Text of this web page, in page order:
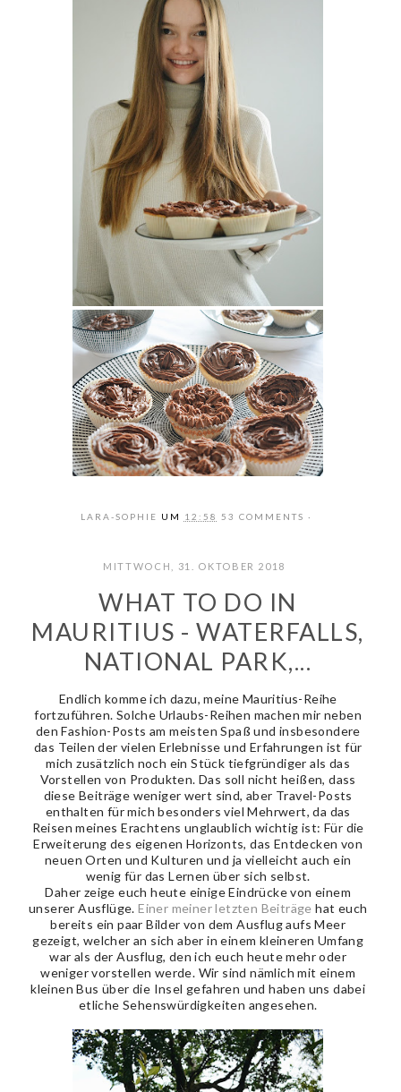
LARA-SOPHIE UM 12:58 53 COMMENTS
MITTWOCH, 31. OKTOBER 2018
WHAT TO DO IN
MAURITIUS - WATERFALLS,
NATIONAL PARK,...
Endlich komme ich dazu, meine Mauritius-Reihe
fortzuführen. Solche Urlaubs-Reihen machen mir neben
den Fashion-Posts am meisten Spaß und insbesondere
das Teilen der vielen Erlebnisse und Erfahrungen ist für
mich zusätzlich noch ein Stück tiefgründiger als das
Vorstellen von Produkten. Das soll nicht heißen, dass
diese Beiträge weniger wert sind, aber Travel-Posts
enthalten für mich besonders viel Mehrwert, da das
Reisen meines Erachtens unglaublich wichtig ist: Für die
Erweiterung des eigenen Horizonts, das Entdecken von
neuen Orten und Kulturen und ja vielleicht auch ein
wenig für das Lernen über sich selbst.
Daher zeige euch heute einige Eindrücke von einem
unserer Ausflüge.Einer meiner letzten Beiträge hat euch
bereits ein paar Bilder von dem Ausflug aufs Meer
gezeigt, welcher an sich aber in einem kleineren Umfang
war als der Ausflug, den ich euch heute mehr oder
weniger vorstellen werde. Wir sind nämlich mit einem
kleinen Bus über die Insel gefahren und haben uns dabei
etliche Sehenswürdigkeiten angesehen.